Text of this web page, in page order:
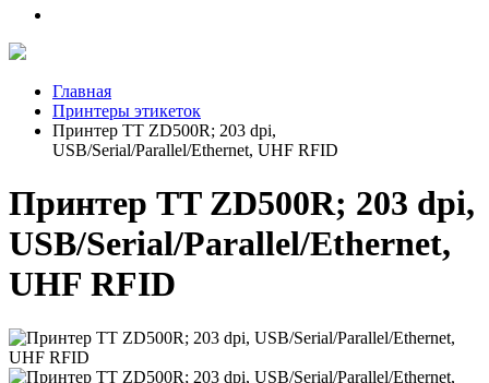
Главная
Принтеры этикеток
Принтер TT ZD500R; 203 dpi,
USB/Serial/Parallel/Ethernet, UHF RFID
Принтер TT ZD500R; 203 dpi,
USB/Serial/Parallel/Ethernet,
UHF RFID